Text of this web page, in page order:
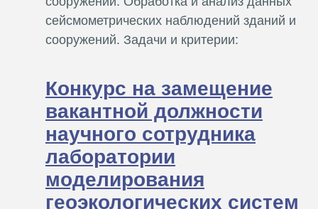
сейсмометрических наблюдений зданий и
сооружений. Задачи и критерии:
Конкурс на замещение
вакантной должности
научного сотрудника
лаборатории
моделирования
геоэкологических систем